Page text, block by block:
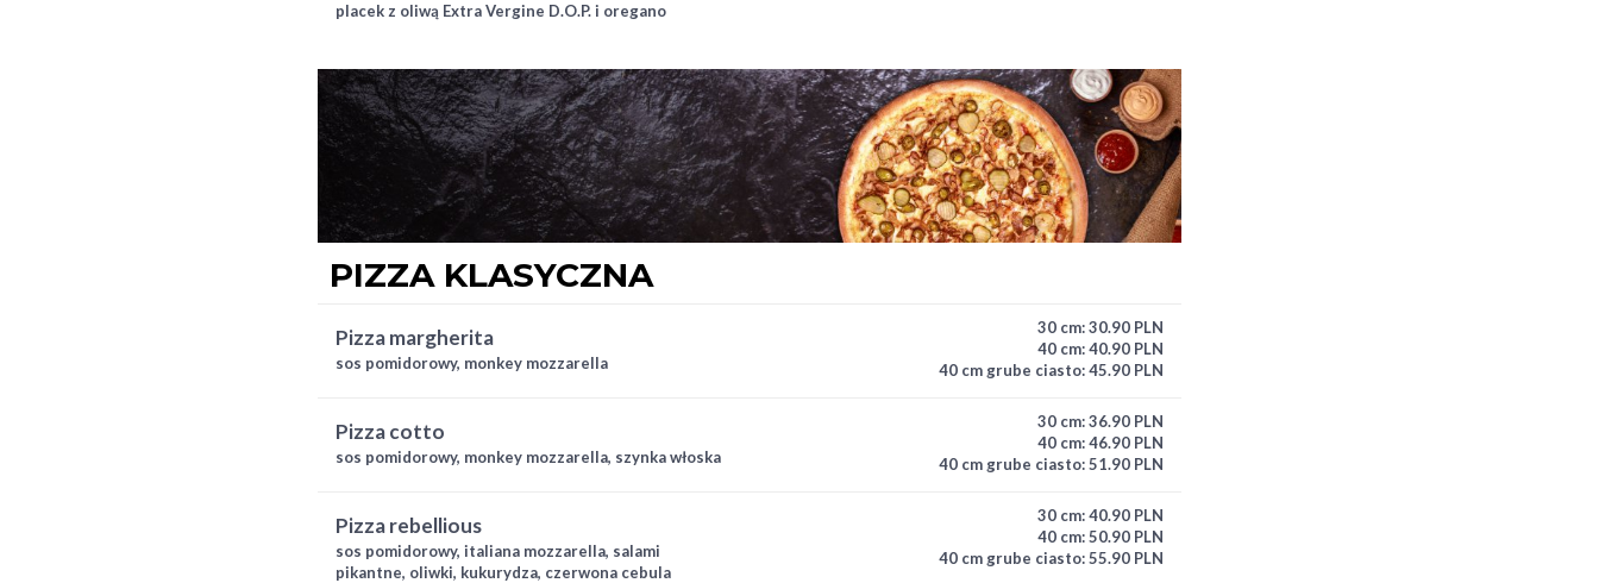
placek z oliwą Extra Vergine D.O.P. i oregano
PIZZA KLASYCZNA
pizza margherita
sos pomidorowy, monkey mozzarella
30 cm:30.90 PLN
40 cm:40.90 PLN
40 cm grube ciasto:45.90 PLN
pizza cotto
sos pomidorowy, monkey mozzarella, szynka włoska
30 cm:36.90 PLN
40 cm:46.90 PLN
40 cm grube ciasto:51.90 PLN
pizza rebellious
sos pomidorowy, italiana mozzarella, salami
pikantne, oliwki, kukurydza, czerwona cebula
30 cm:40.90 PLN
40 cm:50.90 PLN
40 cm grube ciasto:55.90 PLN